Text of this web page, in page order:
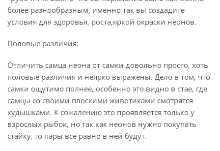
более разнообразным, именно так вы создадите
условия для здоровья, роста,яркой окраски неонов.
Половые различия:
Отличить самца неона от самки довольно просто, хоть
половые различия и неярко выражены. Дело в том, что
самки ощутимо полнее, особенно это видно в стае, где
самцы со своими плоскими животиками смотрятся
худышками. К сожалению это проявляется только у
взрослых рыбок, но так как неонов нужно покупать
стайку, то пары все равно в ней будут.